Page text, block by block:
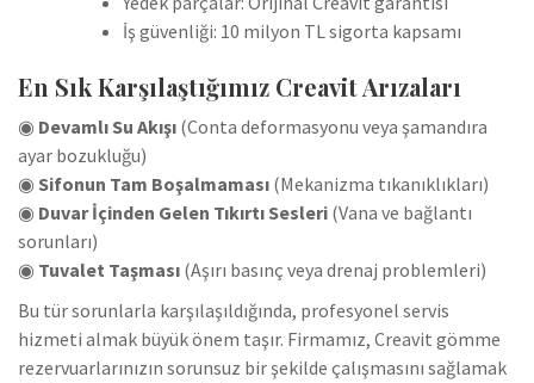
İş güvenliği: 10 milyon TL sigorta kapsamı
En Sık Karşılaştığımız Creavit Arızaları
◉ Devamlı Su Akışı (Conta deformasyonu veya şamandıra
ayar bozukluğu)
◉ Sifonun Tam Boşalmaması (Mekanizma tıkanıklıkları)
◉ Duvar İçinden Gelen Tıkırtı Sesleri (Vana ve bağlantı
sorunları)
◉ Tuvalet Taşması (Aşırı basınç veya drenaj problemleri)
Bu tür sorunlarla karşılaşıldığında, profesyonel servis
hizmeti almak büyük önem taşır. Firmamız, Creavit gömme
rezervuarlarınızın sorunsuz bir şekilde çalışmasını sağlamak